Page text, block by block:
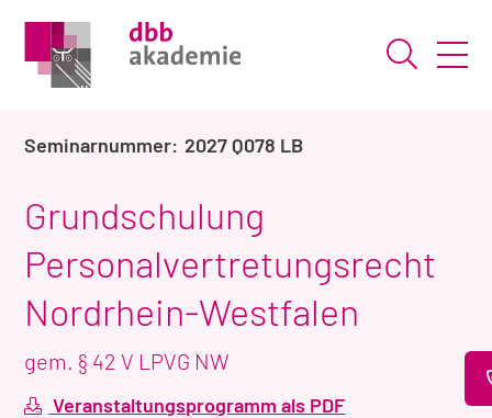
Suche
2027 Q078 LB
Grundschulung
Personalvertretungsrecht
Nordrhein-Westfalen
gem. § 42 V LPVG NW
Veranstaltungsprogramm als PDF